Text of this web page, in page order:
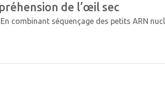
de l’œil sec
combinant séquençage des petits ARN